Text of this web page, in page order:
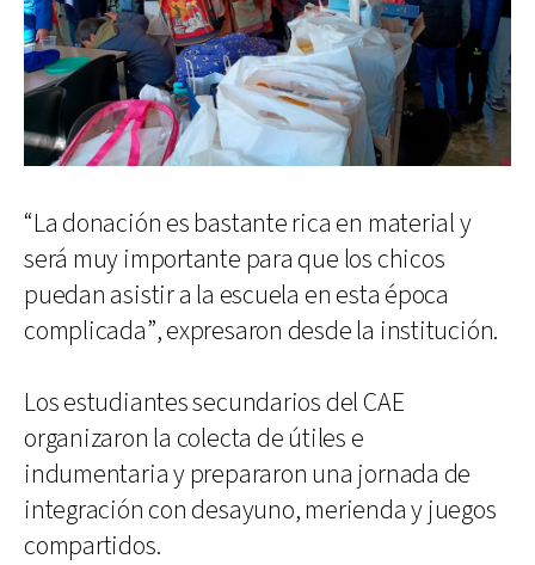
“La donación es bastante rica en material y
será muy importante para que los chicos
puedan asistir a la escuela en esta época
complicada”, expresaron desde la institución.
Los estudiantes secundarios del CAE
organizaron la colecta de útiles e
indumentaria y prepararon una jornada de
integración con desayuno, merienda y juegos
compartidos.